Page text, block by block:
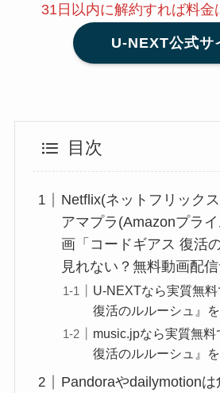
31日以内に解約すれば料金
U-NEXT公式サ
目次
Netflix(ネットフリック
アマプラ(Amazonプラ
画「コードギアス 復活
見れない？無料動画配
U-NEXTなら実質無
復活のルルーシュ』
music.jpなら実質無料
復活のルルーシュ』
Pandoraやdailymotionは